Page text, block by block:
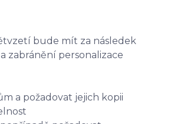
bude mít za následek
zabránění personalizace
a požadovat jejich kopii